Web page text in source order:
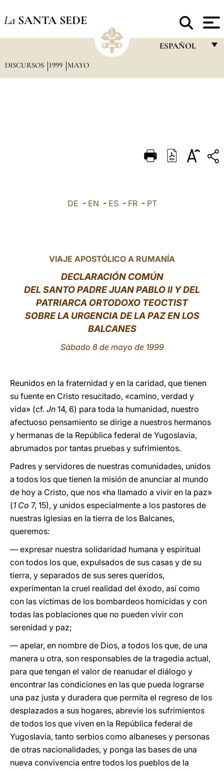
La SANTA SEDE
ESPAÑOL
DEUTSCH
DISCURSOS 1999 MAYO
DE - EN - ES- FR- PT
VIAJE APOSTÓLICO A RUMANÍA
DECLARACIÓN COMÚN
DEL SANTO PADRE JUAN PABLO II Y DEL
PATRIARCA ORTODOXO TEOCTIST
SOBRE LA URGENCIA DE LA PAZ EN LOS
BALCANES
Sábado 8 de mayo de 1999
Reunidos en la fraternidad y en la caridad, que tienen
su fuente en Cristo resucitado, «camino, verdad y
vida» (cf. Jn 14, 6) para toda la humanidad, nuestro
afectuoso pensamiento se dirige a nuestros hermanos
y hermanas de la República federal de Yugoslavia,
abrumados por tantas pruebas y sufrimientos.
Padres y servidores de nuestras comunidades, unidos
a todos los que tienen la misión de anunciar al mundo
de hoy a Cristo, que nos «ha llamado a vivir en la paz»
(1 Co 7, 15), y unidos especialmente a los pastores de
nuestras Iglesias en la tierra de los Balcanes,
queremos:
— expresar nuestra solidaridad humana y espiritual
con todos los que, expulsados de sus casas y de su
tierra, y separados de sus seres queridos,
experimentan la cruel realidad del éxodo, así como
con las víctimas de los bombardeos homicidas y con
todas las poblaciones que no pueden vivir con
serenidad y paz;
— apelar, en nombre de Dios, a todos los que, de una
manera u otra, son responsables de la tragedia actual,
para que tengan el valor de reanudar el diálogo y
encontrar las condiciones en las que pueda lograrse
una paz justa y duradera que permita el regreso de los
desplazados a sus hogares, abrevie los sufrimientos
de todos los que viven en la República federal de
Yugoslavia, tanto serbios como albaneses y personas
de otras nacionalidades, y ponga las bases de una
nueva convivencia entre todos los pueblos de la